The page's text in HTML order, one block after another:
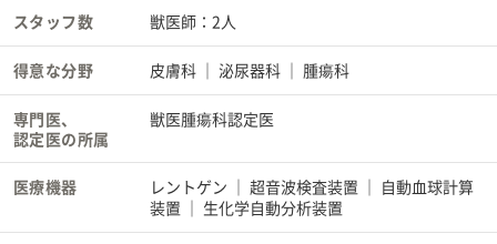
スタッフ数 獣医師：2人
得意な分野 皮膚科 泌尿器科 腫瘍科
専門医、
認定医の所属
獣医腫瘍科認定医
医療機器 レントゲン 超音波検査装置
自動血球計算
装置
生化学自動分析装置